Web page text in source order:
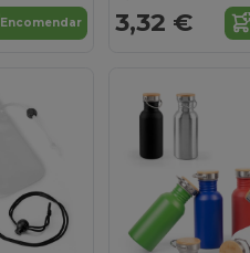
Encomendar 3,32 €